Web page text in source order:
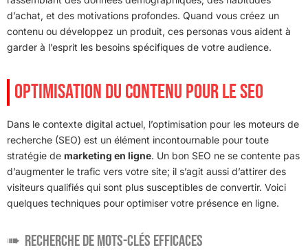
d’achat, et des motivations profondes. Quand vous créez un
contenu ou développez un produit, ces personas vous aident à
garder à l’esprit les besoins spécifiques de votre audience.
OPTIMISATION DU CONTENU POUR LE SEO
Dans le contexte digital actuel, l’optimisation pour les moteurs de
recherche (SEO) est un élément incontournable pour toute
stratégie de marketing en ligne. Un bon SEO ne se contente pas
d’augmenter le trafic vers votre site; il s’agit aussi d’attirer des
visiteurs qualifiés qui sont plus susceptibles de convertir. Voici
quelques techniques pour optimiser votre présence en ligne.
Recherche de mots-clés efficaces